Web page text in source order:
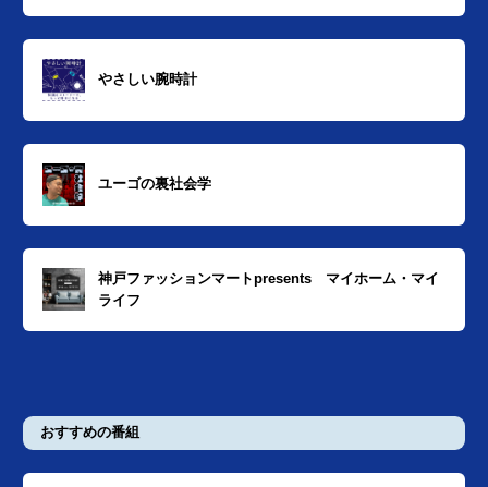
やさしい腕時計
ユーゴの裏社会学
神戸ファッションマートpresents マイホーム・マイ
ライフ
おすすめの番組